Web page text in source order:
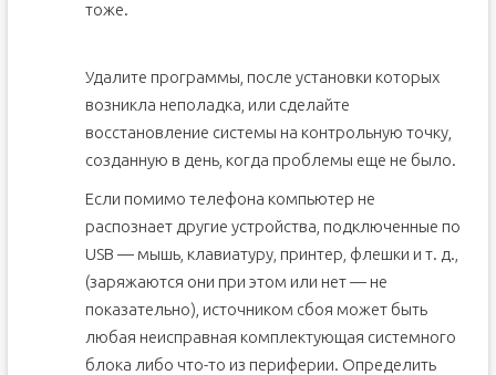
тоже.
Удалите программы, после установки которых
возникла неполадка, или сделайте
восстановление системы на контрольную точку,
созданную в день, когда проблемы еще не было.
Если помимо телефона компьютер не
распознает другие устройства, подключенные по
USB — мышь, клавиатуру, принтер, флешки и т. д.,
(заряжаются они при этом или нет — не
показательно), источником сбоя может быть
любая неисправная комплектующая системного
блока либо что-то из периферии. Определить